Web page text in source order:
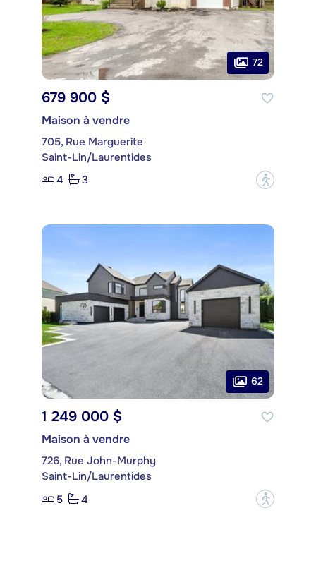
72
679 900 $
Maison à vendre
705, Rue Marguerite
Saint-Lin/Laurentides
4
3 ?
62
1 249 000 $
Maison à vendre
726, Rue John-Murphy
Saint-Lin/Laurentides
5
4 ?